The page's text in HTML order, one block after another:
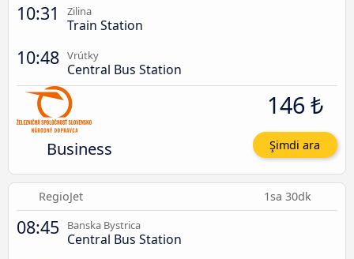
10:31 Zilina
Train Station
10:48 Vrútky
Central Bus Station
Business
146 ₺
Şimdi ara
RegioJet 1sa 30dk
08:45 Banska Bystrica
Central Bus Station